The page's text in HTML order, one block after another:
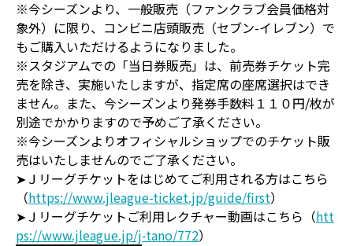
※今シーズンより、一般販売（ファンクラブ会員価格対
象外）に限り、コンビニ店頭販売（セブン-イレブン）で
もご購入いただけるようになりました。
※スタジアムでの「当日券販売」は、前売券チケット完
売を除き、実施いたしますが、指定席の座席選択はでき
ません。また、今シーズンより発券手数料１１０円/枚が
別途でかかりますので予めご了承ください。
※今シーズンよりオフィシャルショップでのチケット販
売はいたしませんのでご了承ください。
➤Ｊリーグチケットをはじめてご利用される方はこちら
（https://www.jleague-ticket.jp/guide/first）
➤Ｊリーグチケットご利用レクチャー動画はこちら（htt
ps://www.jleague.jp/j-tano/772）